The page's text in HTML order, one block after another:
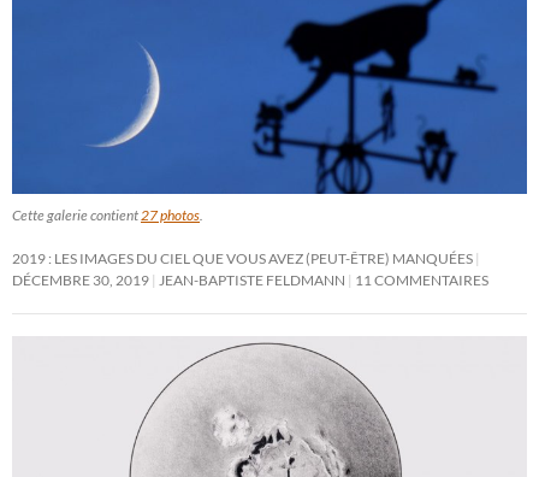
Cette galerie contient27 photos.
2019 : LES IMAGES DU CIEL QUE VOUS AVEZ (PEUT-ÊTRE) MANQUÉES
DÉCEMBRE 30, 2019 JEAN-BAPTISTE FELDMANN 11 COMMENTAIRES